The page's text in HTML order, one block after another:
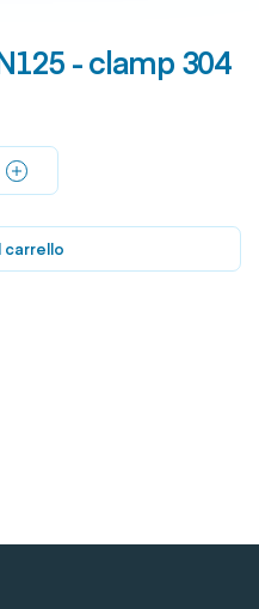
- clamp 304
carrello